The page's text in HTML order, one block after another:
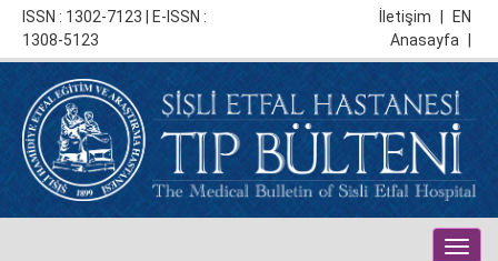
ISSN : 1302-7123 | E-ISSN :
1308-5123
EN
İletişim
Anasayfa